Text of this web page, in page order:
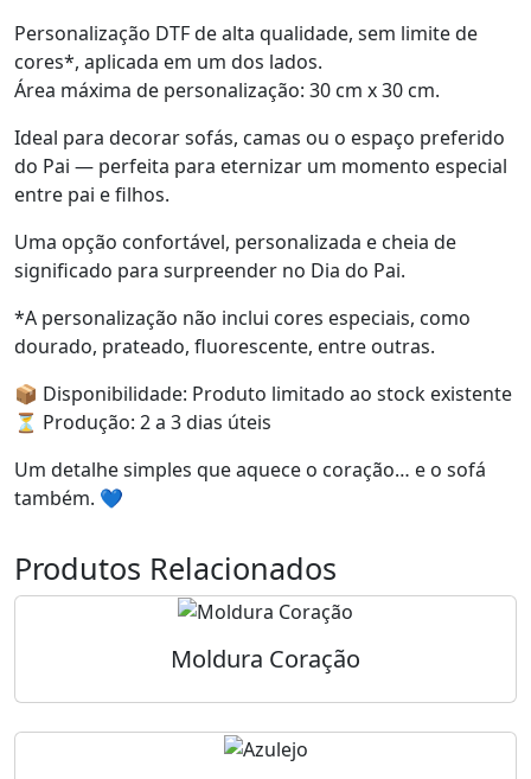
Personalização DTF de alta qualidade, sem limite de
cores*, aplicada em um dos lados.
Área máxima de personalização: 30 cm x 30 cm.
Ideal para decorar sofás, camas ou o espaço preferido
do Pai — perfeita para eternizar um momento especial
entre pai e filhos.
Uma opção confortável, personalizada e cheia de
significado para surpreender no Dia do Pai.
*A personalização não inclui cores especiais, como
dourado, prateado, fluorescente, entre outras.
📦 Disponibilidade: Produto limitado ao stock existente
⏳ Produção: 2 a 3 dias úteis
Um detalhe simples que aquece o coração… e o sofá
também. 💙
Produtos Relacionados
Moldura Coração